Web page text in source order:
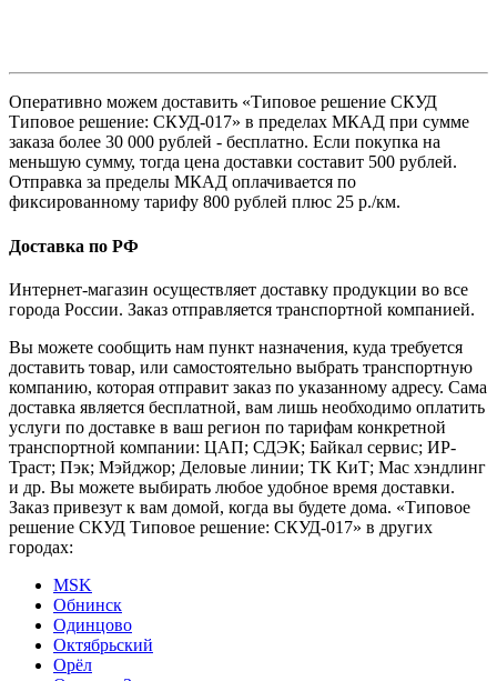
Оперативно можем доставить «Типовое решение СКУД
Типовое решение: СКУД-017» в пределах МКАД при сумме
заказа более 30 000 рублей - бесплатно. Если покупка на
меньшую сумму, тогда цена доставки составит 500 рублей.
Отправка за пределы МКАД оплачивается по
фиксированному тарифу 800 рублей плюс 25 р./км.
Доставка по РФ
Интернет-магазин осуществляет доставку продукции во все
города России. Заказ отправляется транспортной компанией.
Вы можете сообщить нам пункт назначения, куда требуется
доставить товар, или самостоятельно выбрать транспортную
компанию, которая отправит заказ по указанному адресу. Сама
доставка является бесплатной, вам лишь необходимо оплатить
услуги по доставке в ваш регион по тарифам конкретной
транспортной компании: ЦАП; СДЭК; Байкал сервис; ИР-
Траст; Пэк; Мэйджор; Деловые линии; ТК КиТ; Мас хэндлинг
и др. Вы можете выбирать любое удобное время доставки.
Заказ привезут к вам домой, когда вы будете дома. «Типовое
решение СКУД Типовое решение: СКУД-017» в других
городах:
MSK
Обнинск
Одинцово
Октябрьский
Орёл